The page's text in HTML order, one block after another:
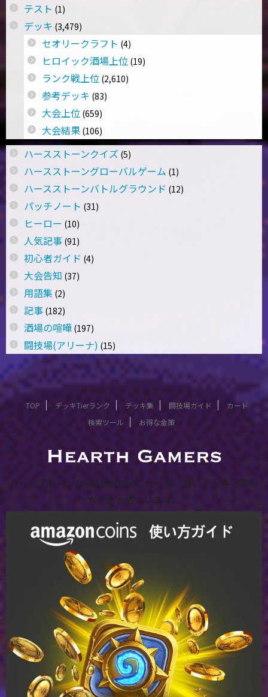
テスト (1)
デッキ (3,479)
セオリークラフト (4)
ヒロイック酒場上位 (19)
ランク戦上位 (2,610)
参考デッキ (83)
大会上位 (659)
大会結果 (106)
ハースストーンクイズ (5)
ハースストーングローバルゲーム (1)
ハースストーンバトルグラウンド (12)
パッチノート (31)
ヒーロー (10)
人気記事 (91)
初心者ガイド (4)
大会告知 (37)
用語集 (2)
記事 (182)
酒場の喧嘩 (197)
闘技場(アリーナ) (15)
TOP デッキTierランク デッキ集 闘技場ガイド
カード
検索ツール
お得な金策
ハースストーン/Hearthstoneにおける、強いデッキと使い
方をまとめています。